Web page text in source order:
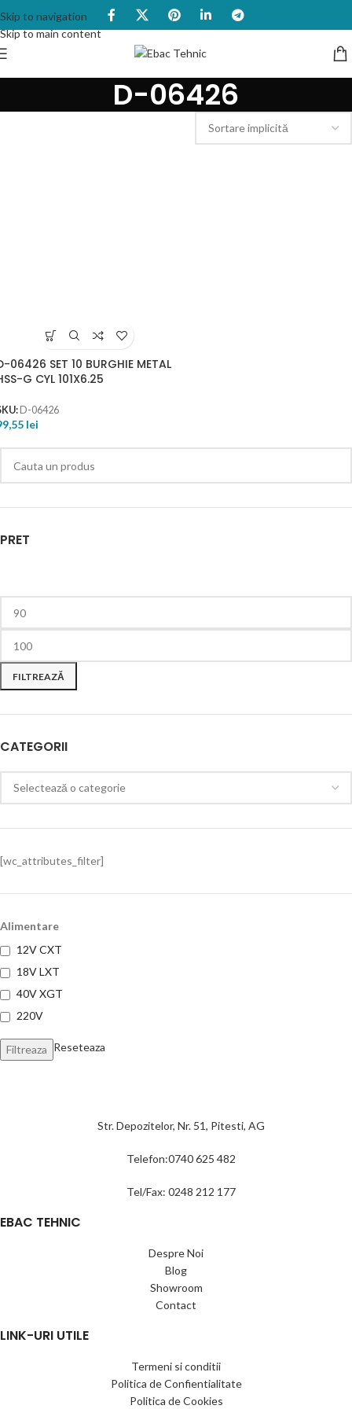
Skip to navigation
Skip to main content
D-06426
PRET
FILTREAZĂ
CATEGORII
[wc_attributes_filter]
Alimentare
12V CXT
18V LXT
40V XGT
220V
Filtreaza Reseteaza
06426 SET 10 BURGHIE METAL
G CYL 101X6.25
D-06426
lei
Str. Depozitelor, Nr. 51, Pitesti, AG
Telefon:0740 625 482
Tel/Fax: 0248 212 177
EBAC TEHNIC
Despre Noi
Blog
Showroom
Contact
LINK-URI UTILE
Termeni si conditii
Politica de Confientialitate
Politica de Cookies